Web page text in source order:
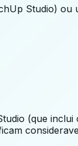
Studio)
(que